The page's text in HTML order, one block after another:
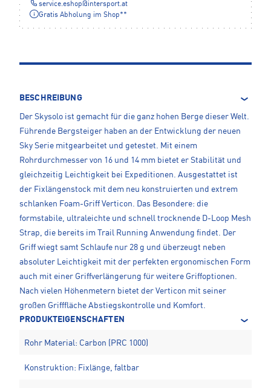
service.eshop@intersport.at
Gratis Abholung im Shop**
BESCHREIBUNG
Der Skysolo ist gemacht für die ganz hohen Berge dieser Welt.
Führende Bergsteiger haben an der Entwicklung der neuen
Sky Serie mitgearbeitet und getestet. Mit einem
Rohrdurchmesser von 16 und 14 mm bietet er Stabilität und
gleichzeitig Leichtigkeit bei Expeditionen. Ausgestattet ist
der Fixlängenstock mit dem neu konstruierten und extrem
schlanken Foam-Griff Verticon. Das Besondere: die
formstabile, ultraleichte und schnell trocknende D-Loop Mesh
Strap, die bereits im Trail Running Anwendung findet. Der
Griff wiegt samt Schlaufe nur 28 g und überzeugt neben
absoluter Leichtigkeit mit der perfekten ergonomischen Form
auch mit einer Griffverlängerung für weitere Griffoptionen.
Nach vielen Höhenmetern bietet der Verticon mit seiner
großen Grifffläche Abstiegskontrolle und Komfort.
PRODUKTEIGENSCHAFTEN
Rohr Material: Carbon (PRC 1000)
Konstruktion: Fixlänge, faltbar